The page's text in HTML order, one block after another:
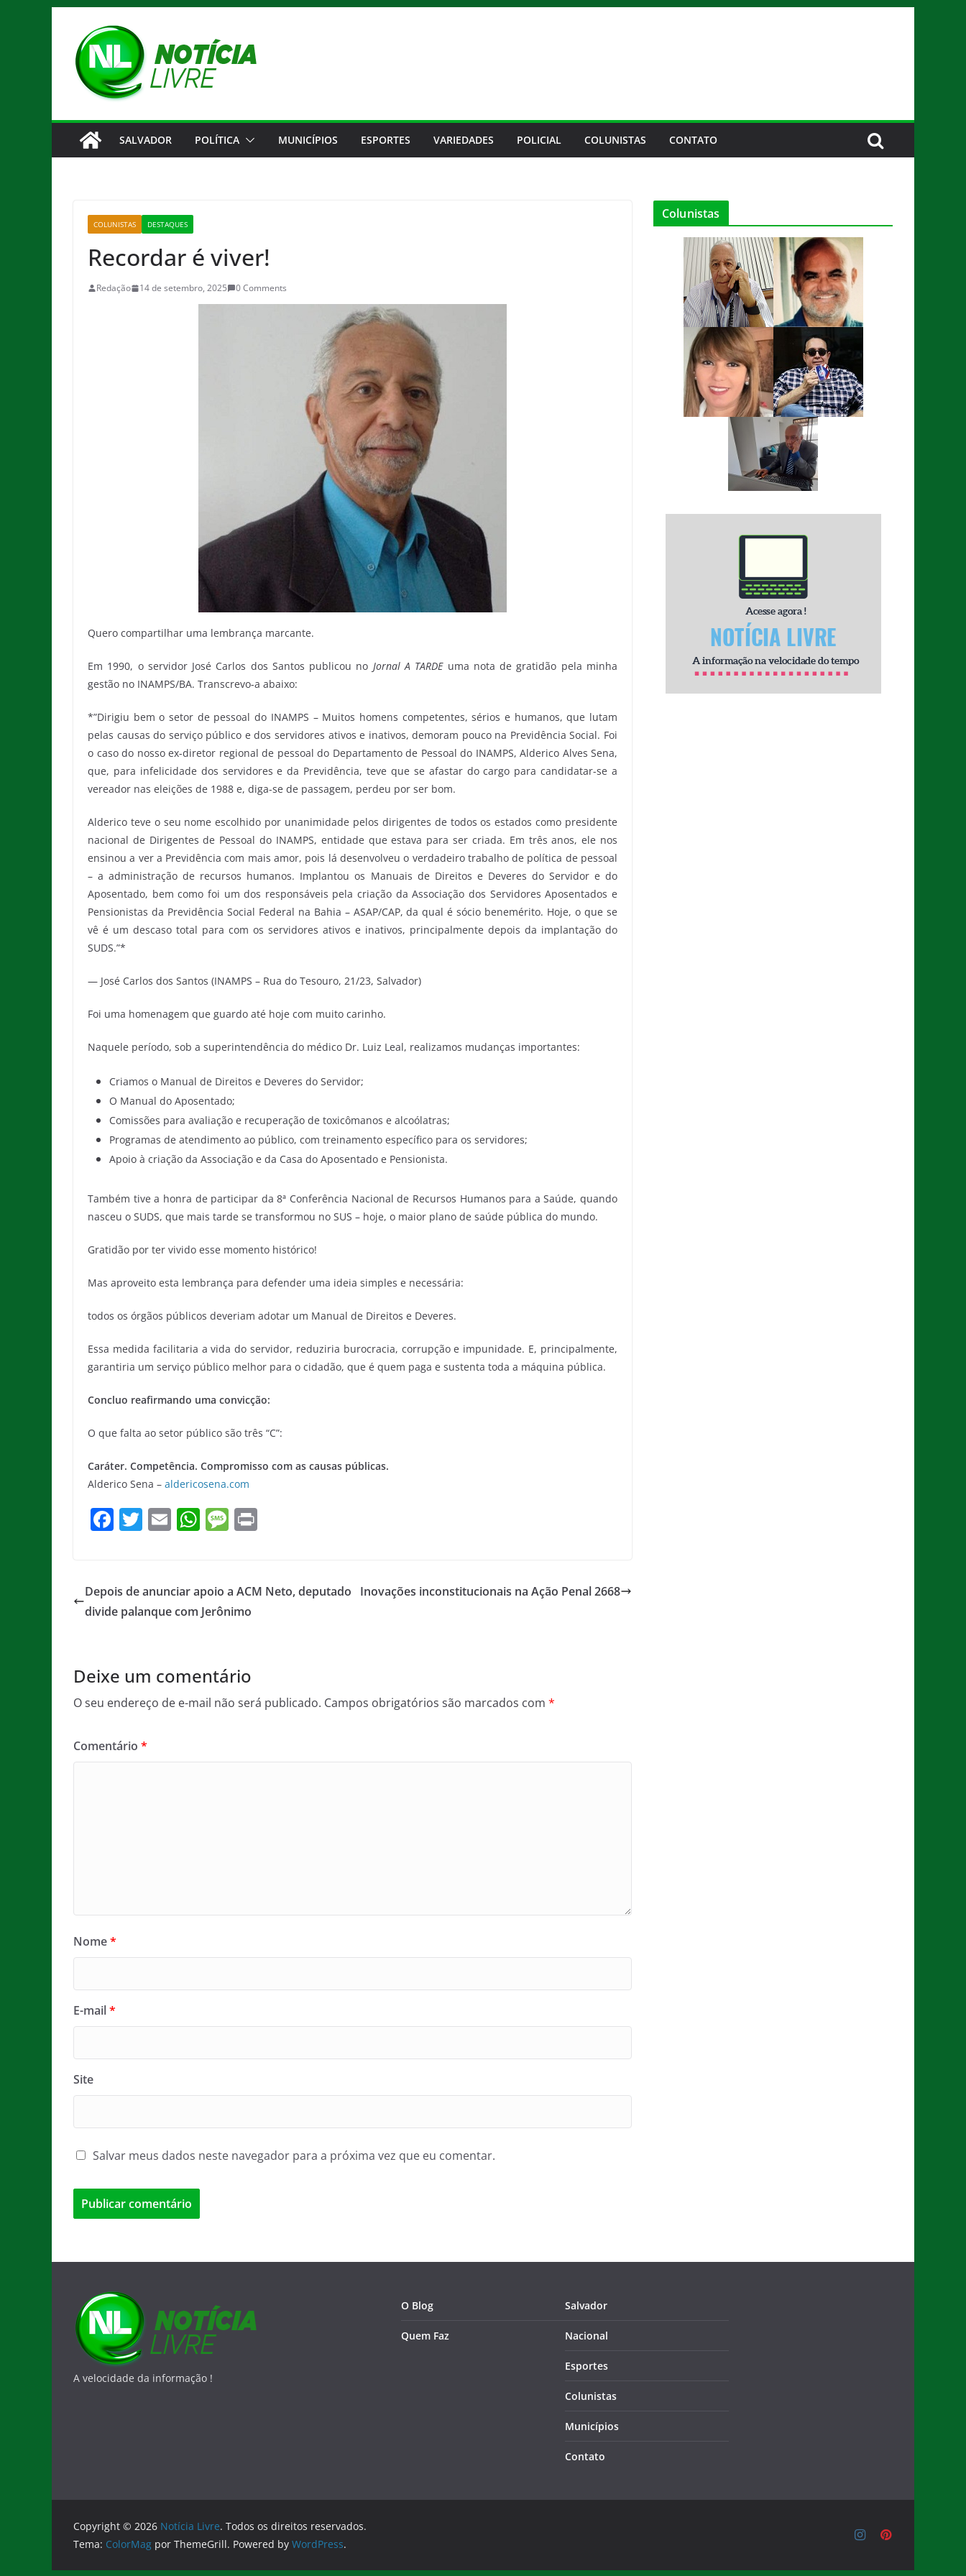
conteúdo
SALVADOR POLÍTICA MUNICÍPIOS ESPORTES VARIEDADES POLICIAL COLUNISTAS CONTATO
COLUNISTAS DESTAQUES
Recordar é viver!
Redação 14 de setembro, 2025 0 Comments
Quero compartilhar uma lembrança marcante.
Em 1990, o servidor José Carlos dos Santos publicou no Jornal A TARDEuma nota de gratidão pela minha
gestão no INAMPS/BA. Transcrevo-a abaixo:
*”Dirigiu bem o setor de pessoal do INAMPS – Muitos homens competentes, sérios e humanos, que lutam
pelas causas do serviço público e dos servidores ativos e inativos, demoram pouco na Previdência Social. Foi
o caso do nosso ex-diretor regional de pessoal do Departamento de Pessoal do INAMPS, Alderico Alves Sena,
que, para infelicidade dos servidores e da Previdência, teve que se afastar do cargo para candidatar-se a
vereador nas eleições de 1988 e, diga-se de passagem, perdeu por ser bom.
Alderico teve o seu nome escolhido por unanimidade pelos dirigentes de todos os estados como presidente
nacional de Dirigentes de Pessoal do INAMPS, entidade que estava para ser criada. Em três anos, ele nos
ensinou a ver a Previdência com mais amor, pois lá desenvolveu o verdadeiro trabalho de política de pessoal
– a administração de recursos humanos. Implantou os Manuais de Direitos e Deveres do Servidor e do
Aposentado, bem como foi um dos responsáveis pela criação da Associação dos Servidores Aposentados e
Pensionistas da Previdência Social Federal na Bahia – ASAP/CAP, da qual é sócio benemérito. Hoje, o que se
vê é um descaso total para com os servidores ativos e inativos, principalmente depois da implantação do
SUDS.”*
— José Carlos dos Santos (INAMPS – Rua do Tesouro, 21/23, Salvador)
Foi uma homenagem que guardo até hoje com muito carinho.
Naquele período, sob a superintendência do médico Dr. Luiz Leal, realizamos mudanças importantes:
Criamos o Manual de Direitos e Deveres do Servidor;
O Manual do Aposentado;
Comissões para avaliação e recuperação de toxicômanos e alcoólatras;
Programas de atendimento ao público, com treinamento específico para os servidores;
Apoio à criação da Associação e da Casa do Aposentado e Pensionista.
Também tive a honra de participar da 8ª Conferência Nacional de Recursos Humanos para a Saúde, quando
nasceu o SUDS, que mais tarde se transformou no SUS – hoje, o maior plano de saúde pública do mundo.
Gratidão por ter vivido esse momento histórico!
Mas aproveito esta lembrança para defender uma ideia simples e necessária:
todos os órgãos públicos deveriam adotar um Manual de Direitos e Deveres.
Essa medida facilitaria a vida do servidor, reduziria burocracia, corrupção e impunidade. E, principalmente,
garantiria um serviço público melhor para o cidadão, que é quem paga e sustenta toda a máquina pública.
Concluo reafirmando uma convicção:
O que falta ao setor público são três “C”:
Caráter. Competência. Compromisso com as causas públicas.
Alderico Sena – aldericosena.com
F
e
b
k
T
er
E
l
W
s
A
M
a
g
Depois de anunciar apoio a ACM Neto, deputado
divide palanque com Jerônimo
Inovações inconstitucionais na Ação Penal 2668
Deixe um comentário
O seu endereço de e-mail não será publicado. Campos obrigatórios são marcados com *
Comentário *
Nome*
E-mail*
Site
Salvar meus dados neste navegador para a próxima vez que eu comentar.
Colunistas
A velocidade da informação !
O Blog
Quem Faz
Salvador
Nacional
Esportes
Colunistas
Municípios
Contato
Copyright © 2026 Notícia Livre. Todos os direitos reservados.
Tema: ColorMag por ThemeGrill. Powered by WordPress.